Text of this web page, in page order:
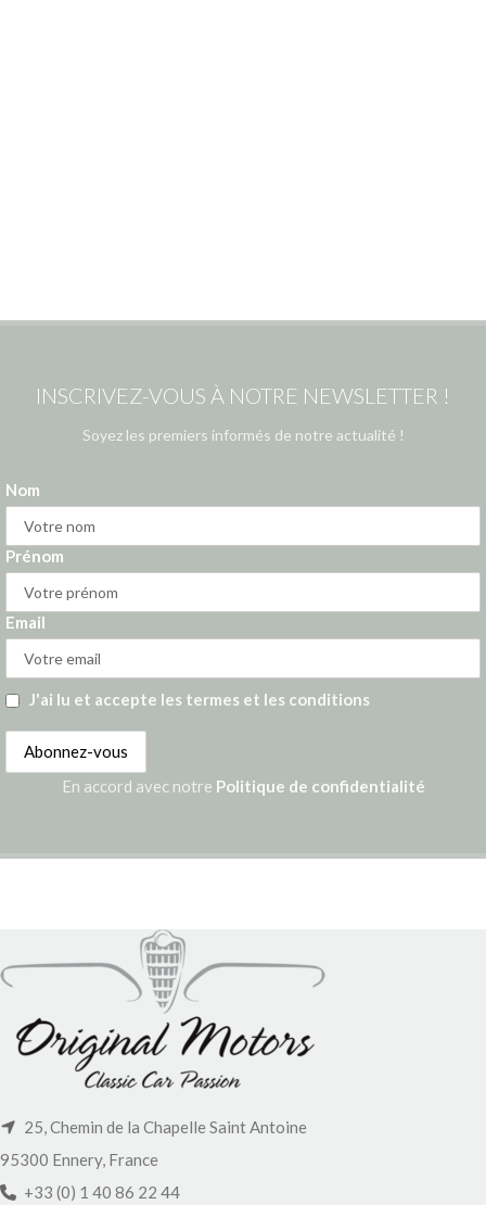
INSCRIVEZ-VOUS À NOTRE NEWSLETTER !
Soyez les premiers informés de notre actualité !
Nom
Prénom
Email
J'ai lu et accepte les termes et les conditions
En accord avec notre Politique de confidentialité
25, Chemin de la Chapelle Saint Antoine
95300 Ennery, France
+33 (0) 1 40 86 22 44